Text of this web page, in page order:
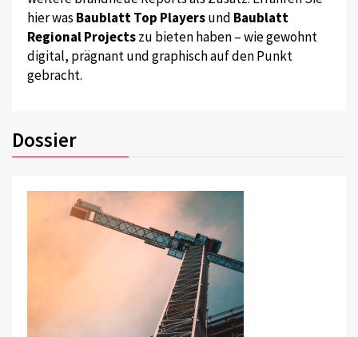
hier was Baublatt Top Playersund Baublatt
Regional Projectszu bieten haben – wie gewohnt
digital, prägnant und graphisch auf den Punkt
gebracht.
Dossier